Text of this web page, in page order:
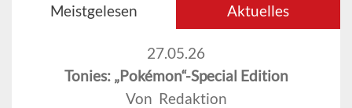
Meistgelesen Aktuelles
27.05.26
Tonies: „Pokémon“-Special Edition
Von Redaktion